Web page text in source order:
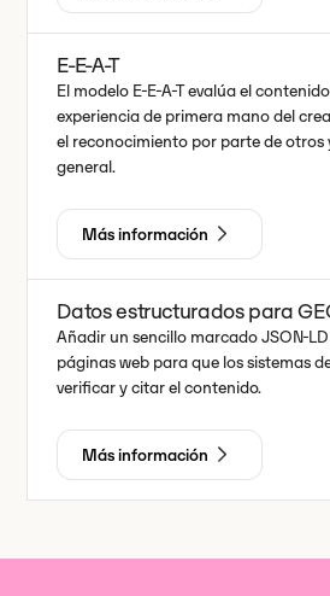
E-E-A-T
El modelo E-E-A-T evalúa el
experiencia de primera mano del
el reconocimiento por parte de otros
general.
Más información
Datos estructurados para
Añadir un sencillo marcado JSON-
páginas web para que los sistemas
verificar y citar el contenido.
Más información